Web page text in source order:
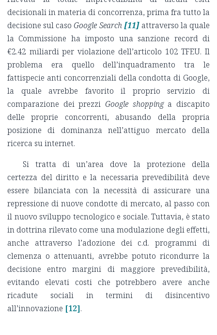
decisionali in materia di concorrenza, prima fra tutto la
decisione sul casoGoogle Search [11]attraverso la quale
la Commissione ha imposto una sanzione record di
€2.42 miliardi per violazione dell’articolo 102 TFEU. Il
problema era quello dell’inquadramento tra le
fattispecie anti concorrenziali della condotta di Google,
la quale avrebbe favorito il proprio servizio di
comparazione dei prezzi Google shoppinga discapito
delle proprie concorrenti, abusando della propria
posizione di dominanza nell’attiguo mercato della
ricerca su internet.
Si tratta di un’area dove la protezione della
certezza del diritto e la necessaria prevedibilità deve
essere bilanciata con la necessità di assicurare una
repressione di nuove condotte di mercato, al passo con
il nuovo sviluppo tecnologico e sociale. Tuttavia, è stato
in dottrina rilevato come una modulazione degli effetti,
anche attraverso l’adozione dei c.d. programmi di
clemenza o attenuanti, avrebbe potuto ricondurre la
decisione entro margini di maggiore prevedibilità,
evitando elevati costi che potrebbero avere anche
ricadute sociali in termini di disincentivo
all’innovazione [12].